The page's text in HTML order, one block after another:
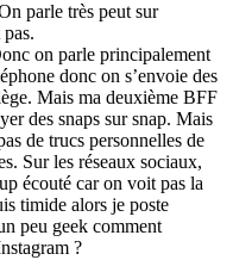
parle très peut sur
on parle principalement
donc on s’envoie des
Mais ma deuxième BFF
des snaps sur snap. Mais
de trucs personnelles de
Sur les réseaux sociaux,
écouté car on voit pas la
timide alors je poste
peu geek comment
?